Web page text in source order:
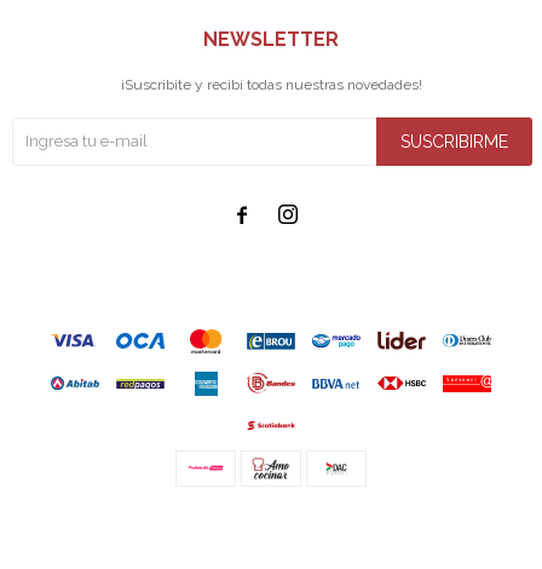
NEWSLETTER
¡Suscribite y recibí todas nuestras novedades!
SUSCRIBIRME
 